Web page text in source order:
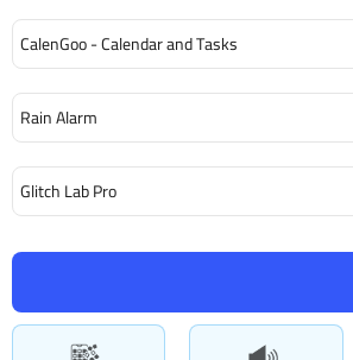
CalenGoo - Calendar and Tasks
Rain Alarm
Glitch Lab Pro